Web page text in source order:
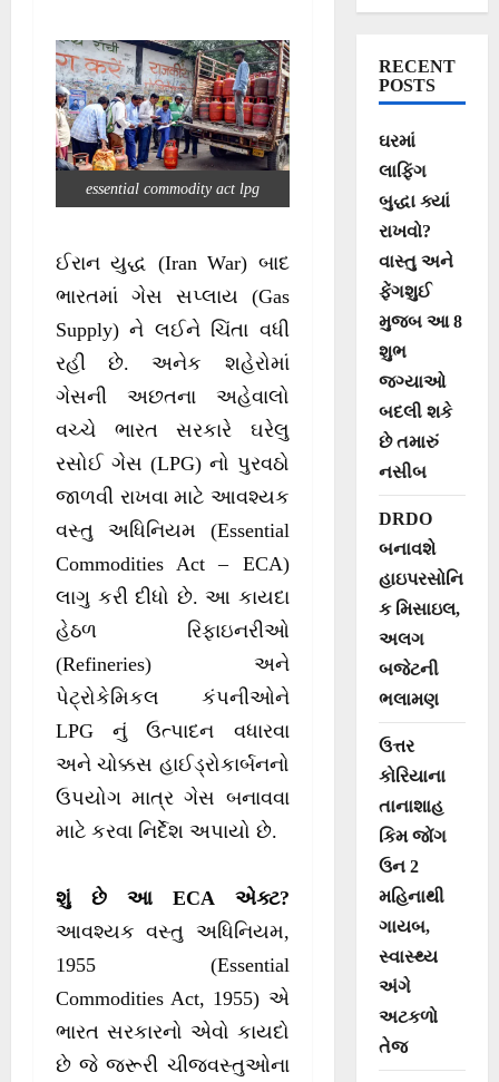
જનતાને શું થશે
ફાયદો
essential commodity act lpg
ઈરાન યુદ્ધ (Iran War) બાદ
ભારતમાં ગેસ સપ્લાય (Gas
Supply) ને લઈને ચિંતા વધી
રહી છે. અનેક શહેરોમાં
ગેસની અછતના અહેવાલો
વચ્ચે ભારત સરકારે ઘરેલુ
રસોઈ ગેસ (LPG) નો પુરવઠો
જાળવી રાખવા માટે આવશ્યક
વસ્તુ અધિનિયમ (Essential
Commodities Act – ECA)
લાગુ કરી દીધો છે. આ કાયદા
હેઠળ રિફાઇનરીઓ
(Refineries) અને
પેટ્રોકેમિકલ કંપનીઓને
LPG નું ઉત્પાદન વધારવા
અને ચોક્કસ હાઈડ્રોકાર્બનનો
ઉપયોગ માત્ર ગેસ બનાવવા
માટે કરવા નિર્દેશ અપાયો છે.
શું છે આ ECA એક્ટ?
આવશ્યક વસ્તુ અધિનિયમ,
1955 (Essential
Commodities Act, 1955) એ
ભારત સરકારનો એવો કાયદો
છે જે જરૂરી ચીજવસ્તુઓના
RECENT
POSTS
ઘરમાં
લાફિંગ
બુદ્ધા ક્યાં
રાખવો?
વાસ્તુ અને
ફેંગશુઈ
મુજબ આ 8
શુભ
જગ્યાઓ
બદલી શકે
છે તમારું
નસીબ
DRDO
બનાવશે
હાઇપરસોનિ
ક મિસાઇલ,
અલગ
બજેટની
ભલામણ
ઉત્તર
કોરિયાના
તાનાશાહ
કિમ જોંગ
ઉન 2
મહિનાથી
ગાયબ,
સ્વાસ્થ્ય
અંગે
અટકળો
તેજ